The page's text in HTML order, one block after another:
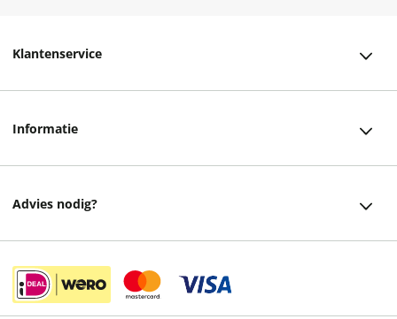
Klantenservice
Retourneren
Informatie
Cadeaukaart
Advies nodig?
Instagram